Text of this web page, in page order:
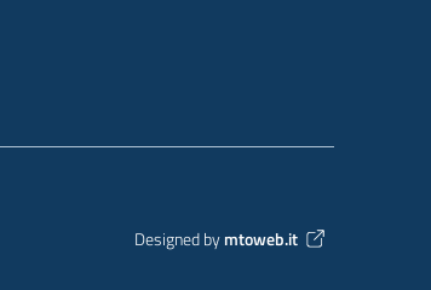
Designed by mtoweb.it